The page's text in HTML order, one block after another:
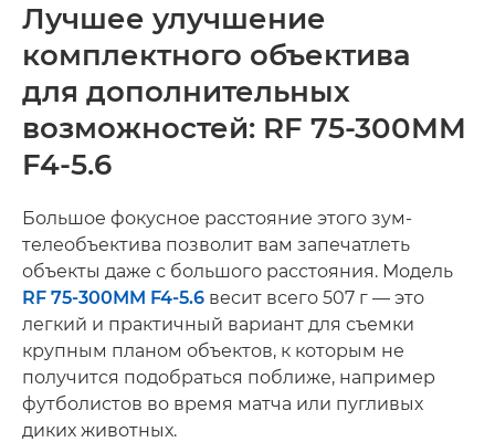
Лучшее улучшение
комплектного объектива
для дополнительных
возможностей: RF 75-300MM
F4-5.6
Большое фокусное расстояние этого зум-
телеобъектива позволит вам запечатлеть
объекты даже с большого расстояния. Модель
RF 75-300MM F4-5.6 весит всего 507 г — это
легкий и практичный вариант для съемки
крупным планом объектов, к которым не
получится подобраться поближе, например
футболистов во время матча или пугливых
диких животных.